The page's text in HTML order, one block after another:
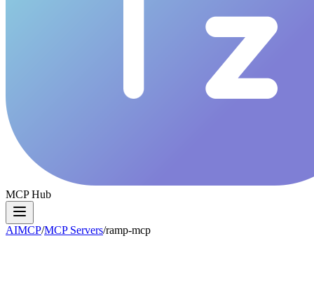
MCP Hub
AIMCP/MCP Servers/ramp-mcp